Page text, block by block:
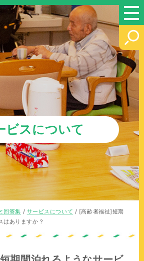
ビスについて
回答集 / サービスについて / [高齢者福祉]短期
はありますか？